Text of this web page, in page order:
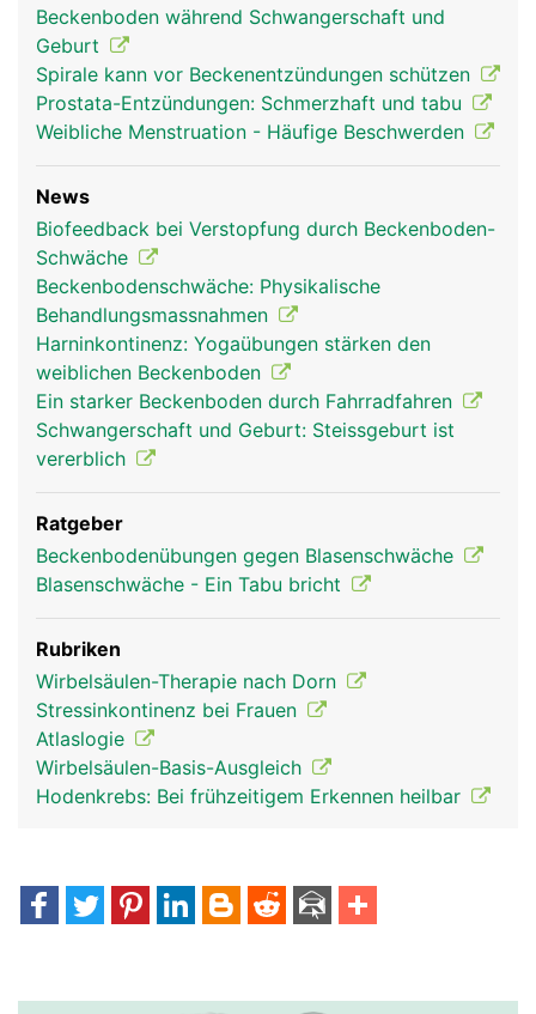
Beckenboden während Schwangerschaft und
Geburt
Spirale kann vor Beckenentzündungen schützen
Prostata-Entzündungen: Schmerzhaft und tabu
Weibliche Menstruation - Häufige Beschwerden
News
Biofeedback bei Verstopfung durch Beckenboden-
Schwäche
Beckenbodenschwäche: Physikalische
Behandlungsmassnahmen
Harninkontinenz: Yogaübungen stärken den
weiblichen Beckenboden
Ein starker Beckenboden durch Fahrradfahren
Schwangerschaft und Geburt: Steissgeburt ist
vererblich
Ratgeber
Beckenbodenübungen gegen Blasenschwäche
Blasenschwäche - Ein Tabu bricht
Rubriken
Wirbelsäulen-Therapie nach Dorn
Stressinkontinenz bei Frauen
Atlaslogie
Wirbelsäulen-Basis-Ausgleich
Hodenkrebs: Bei frühzeitigem Erkennen heilbar